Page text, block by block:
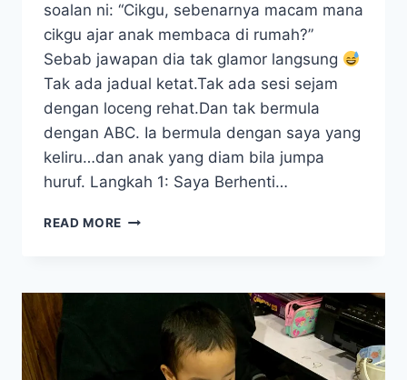
soalan ni: “Cikgu, sebenarnya macam mana
cikgu ajar anak membaca di rumah?”
Sebab jawapan dia tak glamor langsung
Tak ada jadual ketat.Tak ada sesi sejam
dengan loceng rehat.Dan tak bermula
dengan ABC. Ia bermula dengan saya yang
keliru…dan anak yang diam bila jumpa
huruf. Langkah 1: Saya Berhenti…
READ MORE LANGKAH
AJAR
MEMBACA
RUMAH